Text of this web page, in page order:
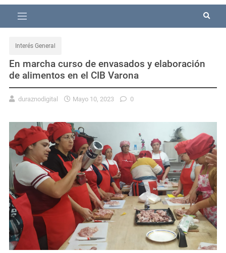
Interés General
En marcha curso de envasados y elaboración
de alimentos en el CIB Varona
duraznodigital Mayo 10, 2023 0